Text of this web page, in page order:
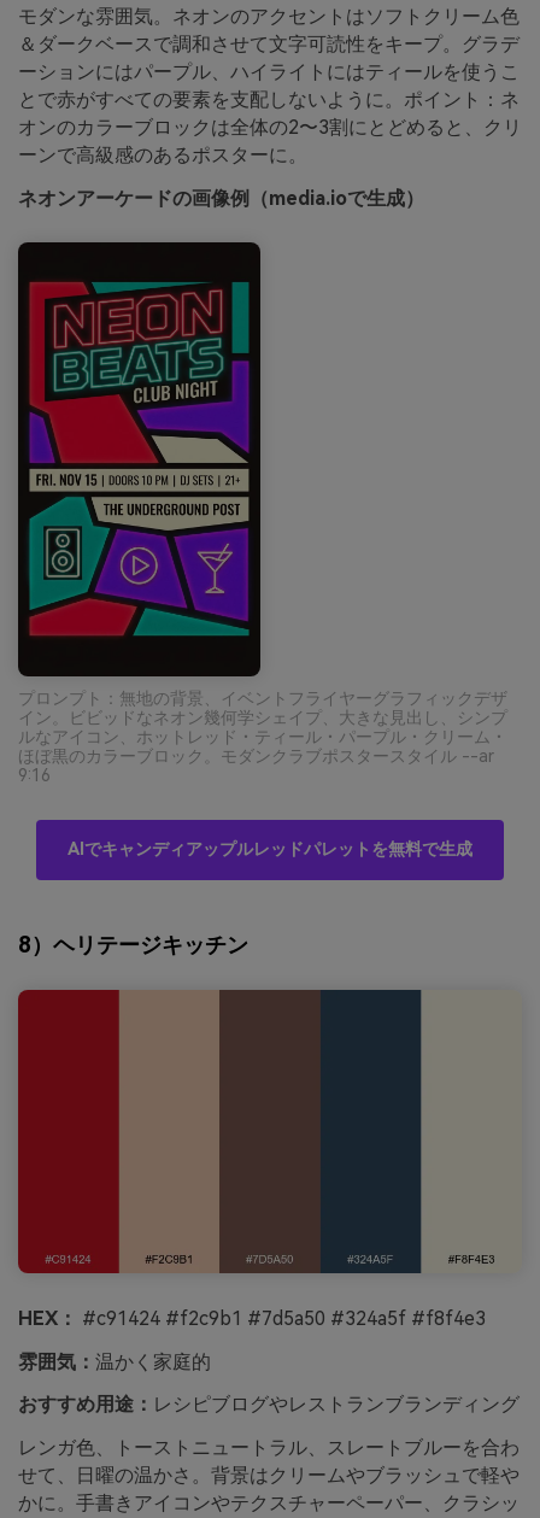
モダンな雰囲気。ネオンのアクセントはソフトクリーム色
＆ダークベースで調和させて文字可読性をキープ。グラデ
ーションにはパープル、ハイライトにはティールを使うこ
とで赤がすべての要素を支配しないように。ポイント：ネ
オンのカラーブロックは全体の2〜3割にとどめると、クリ
ーンで高級感のあるポスターに。
ネオンアーケードの画像例（media.ioで生成）
プロンプト：無地の背景、イベントフライヤーグラフィックデザ
イン。ビビッドなネオン幾何学シェイプ、大きな見出し、シンプ
ルなアイコン、ホットレッド・ティール・パープル・クリーム・
ほぼ黒のカラーブロック。モダンクラブポスタースタイル --ar
9:16
AIでキャンディアップルレッドパレットを無料で生成
8）ヘリテージキッチン
HEX： #c91424 #f2c9b1 #7d5a50 #324a5f #f8f4e3
雰囲気： 温かく家庭的
おすすめ用途： レシピブログやレストランブランディング
レンガ色、トーストニュートラル、スレートブルーを合わ
せて、日曜の温かさ。背景はクリームやブラッシュで軽や
かに。手書きアイコンやテクスチャーペーパー、クラシッ